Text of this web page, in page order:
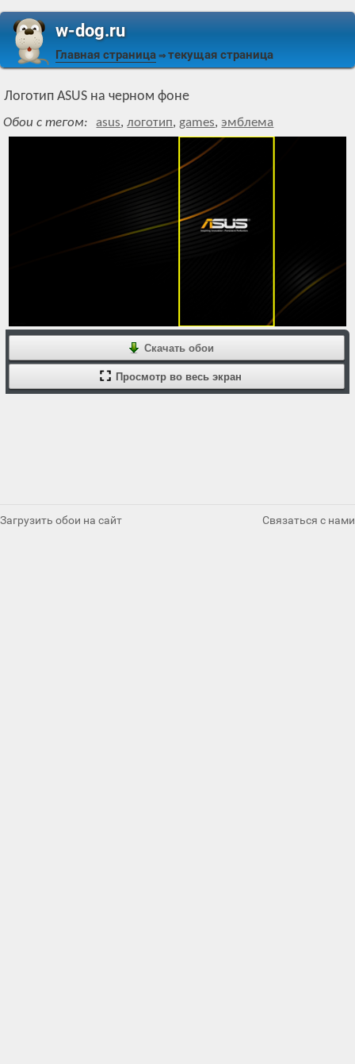
w-dog.ru
Главная страница ⇒ текущая страница
Логотип ASUS на черном фоне
Обои с тегом: asus,логотип, games,эмблема
Скачать обои
Просмотр во весь экран
Загрузить обои на сайт Связаться с нами